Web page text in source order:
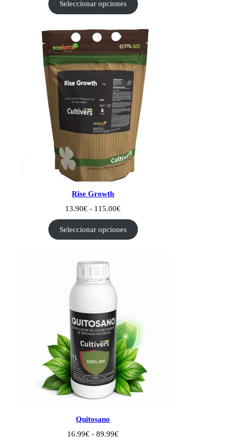
desde
21.90€
93.90€
Seleccionar opciones
Rise Growth
13.90€ - 115.00€Rango
precios:
desde
Seleccionar opciones
Quitosano
16.99€ - 89.99€Rango